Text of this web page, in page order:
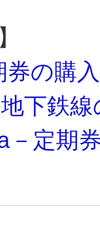
の購入
下鉄
－定期